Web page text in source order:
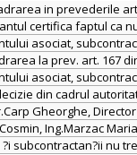
in prevederile
certifica faptul ca
asociat,
la prev. art. 167
asociat,
din cadrul
Gheorghe,
Ing.Marzac
subcontractan?ii nu